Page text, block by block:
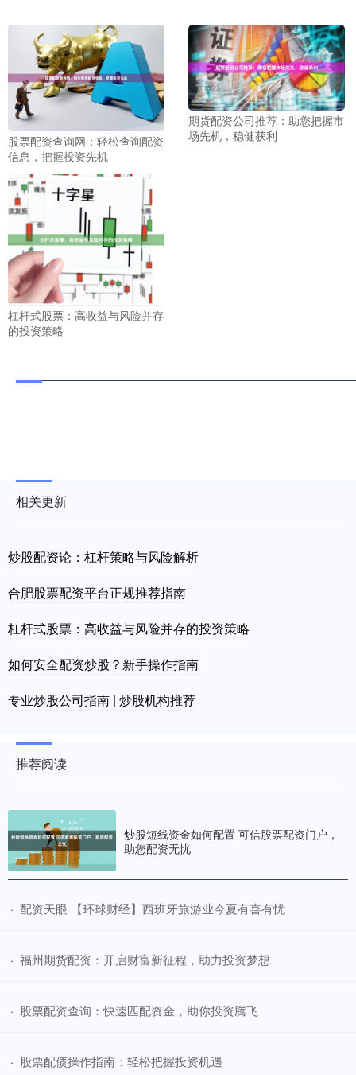
股票配资查询网：轻松查询配资
信息，把握投资先机
期货配资公司推荐：助您把握市
场先机，稳健获利
杠杆式股票：高收益与风险并存
的投资策略
相关更新
炒股配资论：杠杆策略与风险解析
合肥股票配资平台正规推荐指南
杠杆式股票：高收益与风险并存的投资策略
如何安全配资炒股？新手操作指南
专业炒股公司指南 | 炒股机构推荐
推荐阅读
炒股短线资金如何配置 可信股票配资门户，
助您配资无忧
· ​配资天眼 【环球财经】西班牙旅游业今夏有喜有忧
· ​福州期货配资：开启财富新征程，助力投资梦想
· ​股票配资查询：快速匹配资金，助你投资腾飞
· ​股票配债操作指南：轻松把握投资机遇